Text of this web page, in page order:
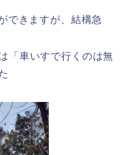
できますが、結構急
「車いすで行くのは無